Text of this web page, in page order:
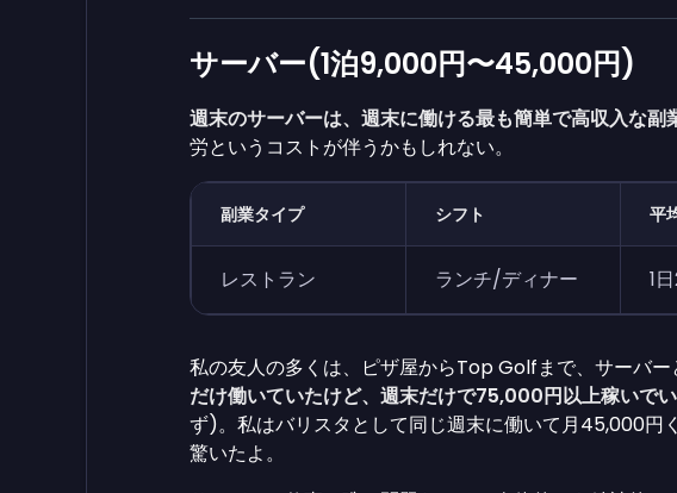
サーバー(1泊9,000円〜45,000円)
週末のサーバーは、週末に働ける最も簡単で高収入な副
労というコストが伴うかもしれない。
副業タイプ シフト 平
レストラン ランチ/ディナー 1
私の友人の多くは、ピザ屋からTop Golfまで、サーバー
だけ働いていたけど、週末だけで75,000円以上稼いで
ず)。私はバリスタとして同じ週末に働いて月45,000円
驚いたよ。